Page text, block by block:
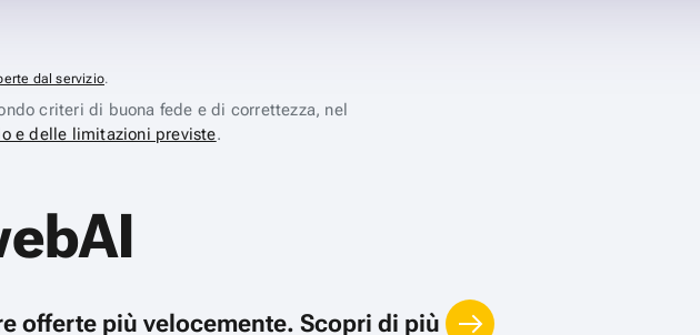
dal servizio.
criteri di buona fede e di correttezza, nel
e delle limitazioni previste.
offerte più velocemente. Scopri di più